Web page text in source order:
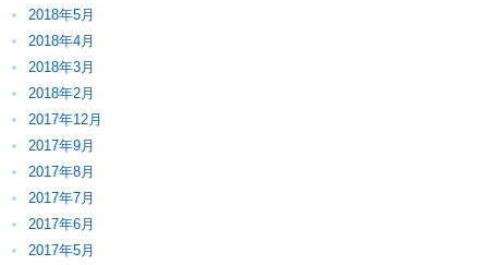
2018年5月
2018年4月
2018年3月
2018年2月
2017年12月
2017年9月
2017年8月
2017年7月
2017年6月
2017年5月